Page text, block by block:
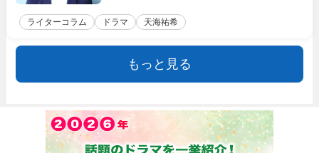
ライターコラム ドラマ 天海祐希
もっと見る